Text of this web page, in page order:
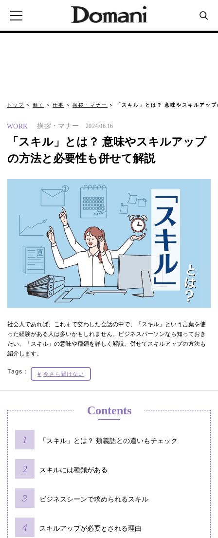
トップ 働く 仕事 挨拶・マナー 「スキル」とは？ 意味やスキルアッ
WORK 挨拶・マナー 2024.06.16
「スキル」とは？ 意味やスキルアップ
の方法と必要性も併せて解説
社会人であれば、これまで交わした会話の中で、「スキル」という言葉を使
った経験がある人は多いかもしれません。ビジネスパーソンなら知っておき
たい、「スキル」の意味や種類を詳しく解説。併せてスキルアップの方法も
紹介します。
Tags： 今さら聞けない
Contents
「スキル」とは？ 類義語との違いもチェック
スキルには種類がある
ビジネスシーンで求められるスキル
スキルアップが必要とされる理由